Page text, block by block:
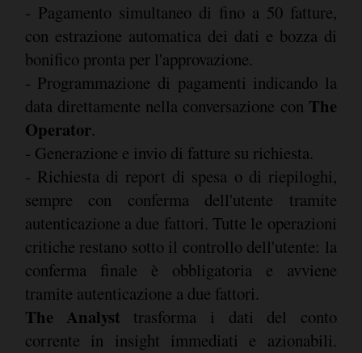
- Pagamento simultaneo di fino a 50 fatture,
con estrazione automatica dei dati e bozza di
bonifico pronta per l'approvazione.
- Programmazione di pagamenti indicando la
data direttamente nella conversazione con The
Operator.
- Generazione e invio di fatture su richiesta.
- Richiesta di report di spesa o di riepiloghi,
sempre con conferma dell'utente tramite
autenticazione a due fattori. Tutte le operazioni
critiche restano sotto il controllo dell'utente: la
conferma finale è obbligatoria e avviene
tramite autenticazione a due fattori.
The Analyst trasforma i dati del conto
corrente in insight immediati e azionabili.